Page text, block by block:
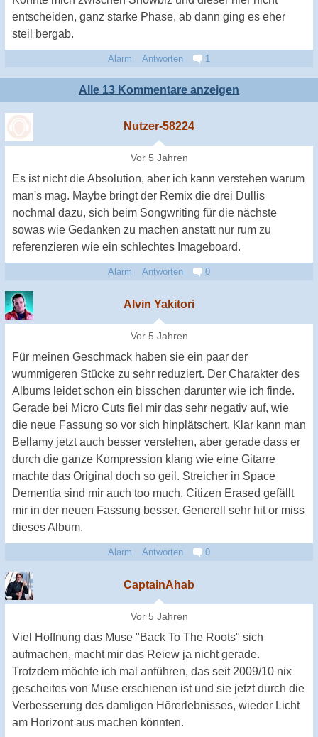
entscheiden, ganz starke Phase, ab dann ging es eher
steil bergab.
Alarm Antworten 1
Alle 13 Kommentare anzeigen
Nutzer-58224
Vor 5 Jahren
Es ist nicht die Absolution, aber ich kann verstehen warum
man's mag. Maybe bringt der Remix die drei Dullis
nochmal dazu, sich beim Songwriting für die nächste
sowas wie Gedanken zu machen anstatt nur rum zu
referenzieren wie ein schlechtes Imageboard.
Alarm Antworten 0
Alvin Yakitori
Vor 5 Jahren
Für meinen Geschmack haben sie ein paar der
wummigeren Stücke zu sehr reduziert. Der Charakter des
Albums leidet schon ein bisschen darunter wie ich finde.
Gerade bei Micro Cuts fiel mir das sehr negativ auf, wie
die neue Fassung so vor sich hinplätschert. Klar kann man
Bellamy jetzt auch besser verstehen, aber gerade dass er
durch die ganze Kompression klang wie eine Gitarre
machte das Original doch so geil. Streicher in Space
Dementia sind mir auch too much. Citizen Erased gefällt
mir in der neuen Fassung besser. Generell sehr hit or miss
dieses Album.
Alarm Antworten 0
CaptainAhab
Vor 5 Jahren
Viel Hoffnung das Muse "Back To The Roots" sich
aufmachen, macht mir das Reiew ja nicht gerade.
Trotzdem möchte ich mal anführen, das seit 2009/10 nix
gescheites von Muse erschienen ist und sie jetzt durch die
Verbesserung des damligen Hörerlebnisses, wieder Licht
am Horizont aus machen könnten.